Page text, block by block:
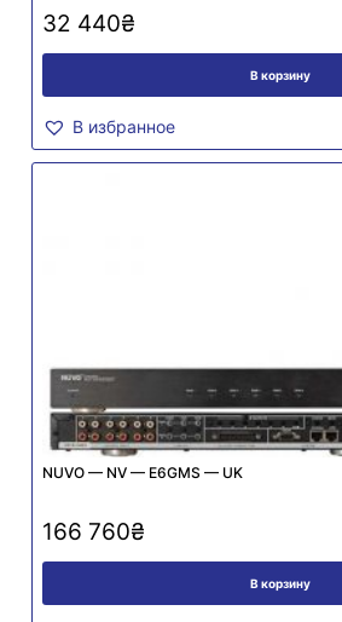
32 440₴
В корзину
В избранное
NUVO — NV — E6GMS — UK
166 760₴
В корзину